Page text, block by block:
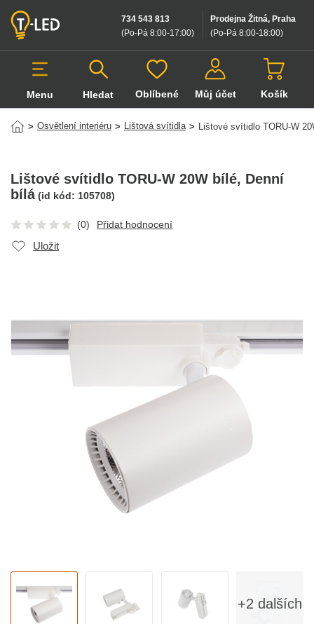
Prodejna Žitná, Praha
(Po-Pá 8:00-18:00)
734 543 813
(Po-Pá 8:00-17:00)
Menu Hledat
Hledat v produktech
Oblíbené Můj účet Košík
> Osvětlení interiéru > Lištová svítidla > Lištové svítidlo TORU-W
+2 dalších
Lištové svítidlo TORU-W 20W bílé, Denní
bílá (id kód: 105708)
(0) Přidat hodnocení
Uložit